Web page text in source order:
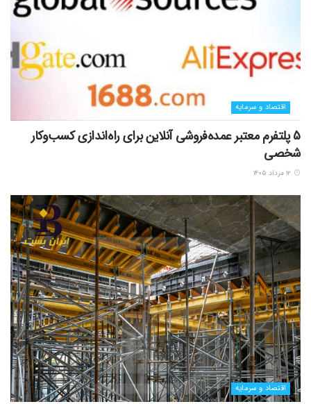
اقتصاد و سرمایه
5 پلتفرم معتبر عمده‌فروشی آنلاین برای راه‌اندازی کسب‌وکار
شخصی
اقتصاد و سرمایه